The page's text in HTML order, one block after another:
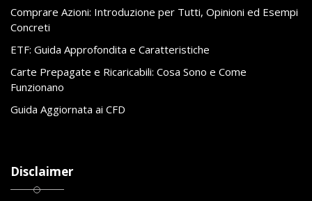
Comprare Azioni: Introduzione per Tutti, Opinioni ed Esempi
Concreti
ETF: Guida Approfondita e Caratteristiche
Carte Prepagate e Ricaricabili: Cosa Sono e Come
Funzionano
Guida Aggiornata ai CFD
Disclaimer